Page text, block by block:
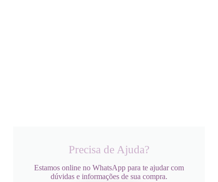
Precisa de Ajuda?
Estamos online no WhatsApp para te ajudar com
dúvidas e informações de sua compra.